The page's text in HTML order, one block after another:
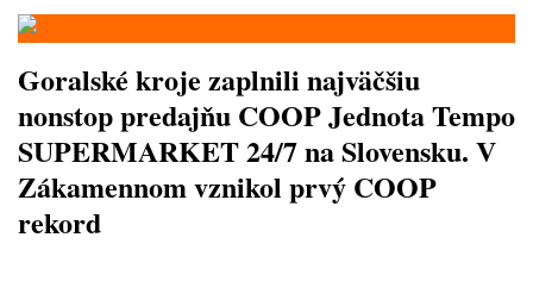
Goralské kroje zaplnili najväčšiu
nonstop predajňu COOP Jednota Tempo
SUPERMARKET 24/7 na Slovensku. V
Zákamennom vznikol prvý COOP
rekord